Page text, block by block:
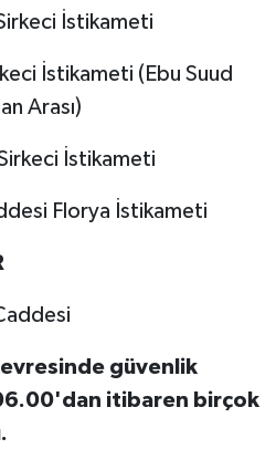
İstikameti
İstikameti (Ebu Suud
Arası)
İstikameti
Florya İstikameti
güvenlik
itibaren birçok